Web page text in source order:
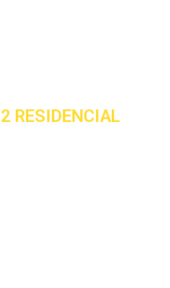
RESIDENCIAL